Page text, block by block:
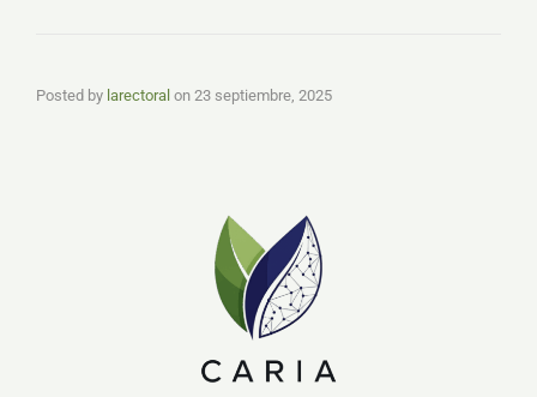
Posted by larectoral on 23 septiembre, 2025